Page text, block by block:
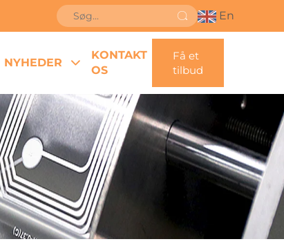
En
NYHEDER
KONTAKT
OS
Få et
tilbud